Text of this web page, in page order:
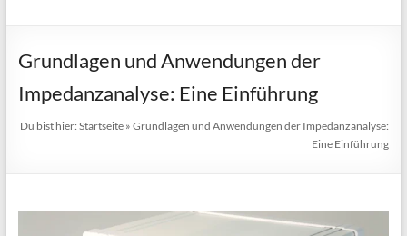
Grundlagen und Anwendungen der
Impedanzanalyse: Eine Einführung
Du bist hier:Startseite »Grundlagen und Anwendungen der Impedanzanalyse:
Eine Einführung